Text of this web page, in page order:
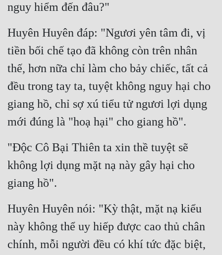
nguy hiểm đến đâu?"
Huyên Huyên đáp: "Ngươi yên tâm đi, vị
tiền bối chế tạo đã không còn trên nhân
thế, hơn nữa chỉ làm cho bảy chiếc, tất cả
đều trong tay ta, tuyệt không nguy hại cho
giang hồ, chỉ sợ xú tiểu tử ngươi lợi dụng
mới đúng là "hoạ hại" cho giang hồ".
"Độc Cô Bại Thiên ta xin thề tuyệt sẽ
không lợi dụng mặt nạ này gây hại cho
giang hồ".
Huyên Huyên nói: "Kỳ thật, mặt nạ kiểu
này không thể uy hiếp được cao thủ chân
chính, mỗi người đều có khí tức đặc biệt,